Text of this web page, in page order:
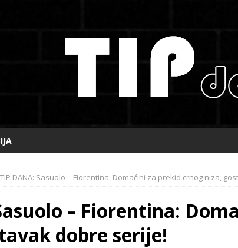
TIP DANA: Sasuolo – Fiorentina: Domaćini za prekid crnog niza,
– Fiorentina:
dobre serije!